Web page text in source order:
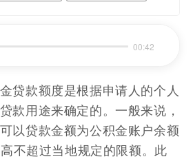
00:42
贷款额度是根据申请人的个人
款用途来确定的。一般来说，
以贷款金额为公积金账户余额
不超过当地规定的限额。此